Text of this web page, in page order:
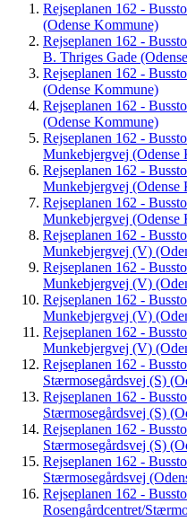
Rejseplanen 162 -
(Odense Kommune)
Rejseplanen 162 -
B. Thriges Gade
Rejseplanen 162 -
(Odense Kommune)
Rejseplanen 162 -
(Odense Kommune)
Rejseplanen 162 -
Munkebjergvej (Odense
Rejseplanen 162 -
Munkebjergvej (Odense
Rejseplanen 162 -
Munkebjergvej (Odense
Rejseplanen 162 -
Munkebjergvej (V)
Rejseplanen 162 -
Munkebjergvej (V)
Rejseplanen 162 -
Munkebjergvej (V)
Rejseplanen 162 -
Munkebjergvej (V)
Rejseplanen 162 -
Stærmosegårdsvej (S)
Rejseplanen 162 -
Stærmosegårdsvej (S)
Rejseplanen 162 -
Stærmosegårdsvej (S)
Rejseplanen 162 -
Stærmosegårdsvej
Rejseplanen 162 -
Rosengårdcentret/